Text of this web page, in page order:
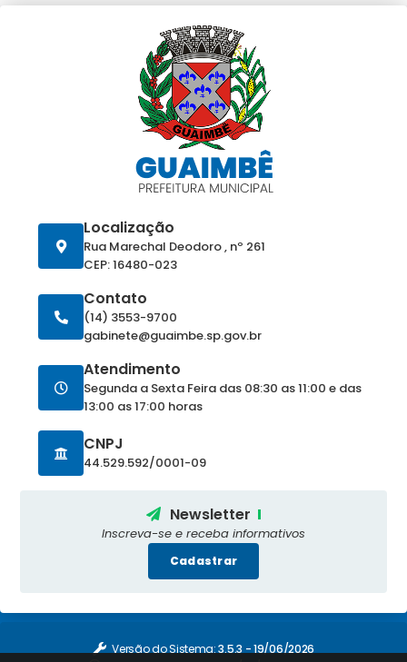
Localização
Rua Marechal Deodoro , nº 261
CEP: 16480-023
Contato
(14) 3553-9700
gabinete@guaimbe.sp.gov.br
Atendimento
Segunda a Sexta Feira das 08:30 as 11:00 e das
13:00 as 17:00 horas
CNPJ
44.529.592/0001-09
Newsletter
Inscreva-se e receba informativos
Cadastrar
Versão do Sistema:3.5.3 - 19/06/2026